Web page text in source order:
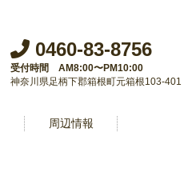
0460-83-8756
受付時間 AM8:00〜PM10:00
神奈川県足柄下郡箱根町元箱根103-401
周辺情報